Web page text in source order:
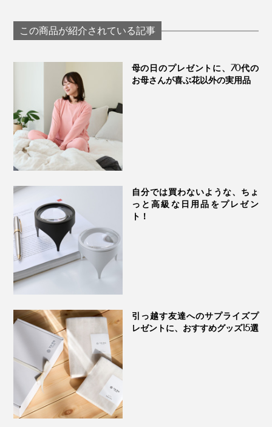
＜ブロー＞
ドライヤーで乾かしながらブラッシングすると、髪がボ
※ブローの際は、15cm以上ドライヤーから離してください。
使用後はさっと水で流すだけでOK。水切り穴付きの専
用スタンドに立てておけるので、バスルームに置いても
衛生的です。
失敗なく使えて、かさばらず、シックなルックス。「ト
リートメントブラシ」は、好みが分からない相手へ贈る
ルプブラシ
この商品が紹介されている記事
母の日のプレゼントに、70代の
お母さんが喜ぶ花以外の実用品
自分では買わないような、ちょ
っと高級な日用品をプレゼン
ト！
引っ越す友達へのサプライズプ
レゼントに、おすすめグッズ15選